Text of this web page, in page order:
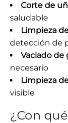
Corte de
saludable
Limpieza
detección de
Vaciado de
necesario
Limpieza
visible
¿Con